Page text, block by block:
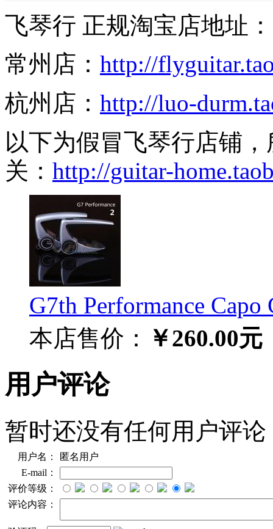
飞琴行 正规淘宝店地址：
常州店： http://
杭州店： http://luo-
以下为假冒飞琴行店铺
关： http://guitar-
G7th Performance
本店售价：
￥260.00元
用户评论
暂时还没有任何用户评论
用户名：
匿名用户
E-mail：
评价等级：
评论内容：